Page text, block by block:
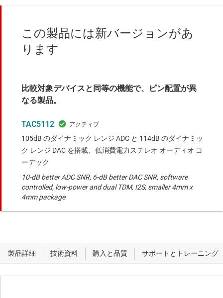
この製品には新バージョンがあ
ります
比較対象デバイスと同等の機能で、ピン配置が異
なる製品。
TAC5112
105dB のダイナミック レンジ ADC と 114dB のダイナミッ
ク レンジ DAC を搭載、低消費電力ステレオ オーディオ コ
ーデック
10-dB better ADC SNR, 6-dB better DAC SNR, software
controlled, low-power and dual TDM, I2S, smaller 4mm x
4mm package